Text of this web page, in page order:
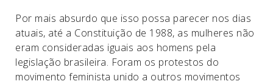
Por mais absurdo que isso possa parecer nos dias
atuais, até a Constituição de 1988, as mulheres não
eram consideradas iguais aos homens pela
legislação brasileira. Foram os protestos do
movimento feminista unido a outros movimentos